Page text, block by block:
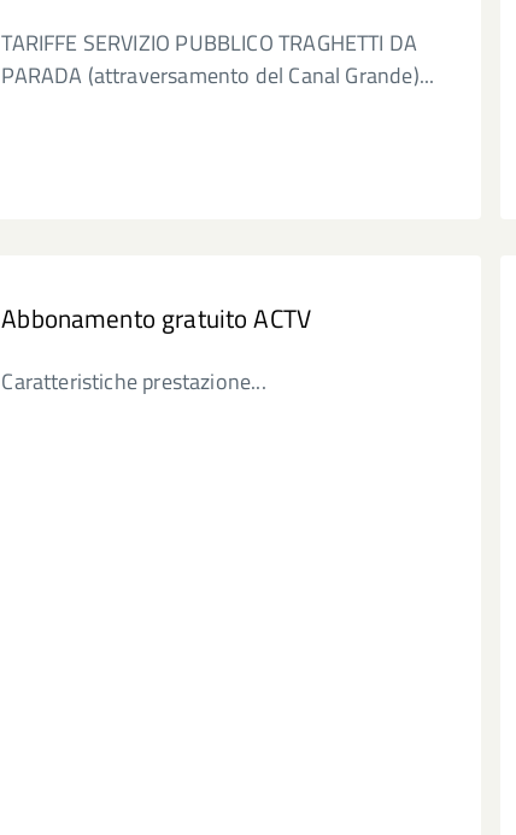
TARIFFE SERVIZIO PUBBLICO TRAGHETTI DA
PARADA (attraversamento del Canal Grande)...
Abbonamento gratuito ACTV
Caratteristiche prestazione...